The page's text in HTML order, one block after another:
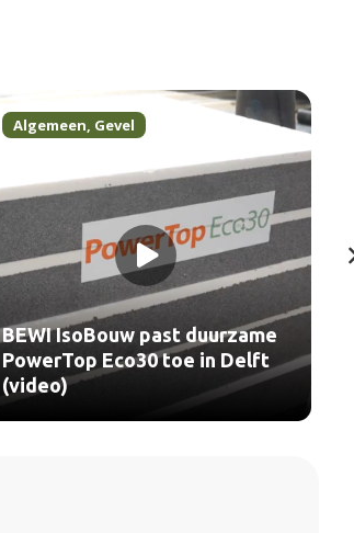
Algemeen, Gevel
BEWI IsoBouw past duurzame
PowerTop Eco30 toe in Delft
(video)